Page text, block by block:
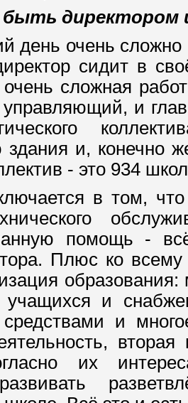
быть директором
день очень
сидит в
сложная
и
и, конечно
- это 934
в том,
помощь - всё
Плюс ко
учащихся и
средствами и
их